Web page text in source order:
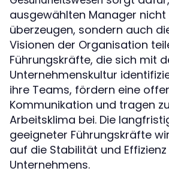
ausgewählten Manager
überzeugen, sondern auch
Visionen der Organisation
Führungskräfte, die sich mit
Unternehmenskultur
ihre Teams, fördern eine
Kommunikation und tragen
Arbeitsklima bei. Die
geeigneter Führungskräfte
auf die Stabilität und
Unternehmens.